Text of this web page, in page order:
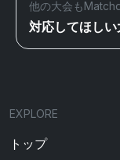
他の大会も
対応してほし
EXPLORE
トップ